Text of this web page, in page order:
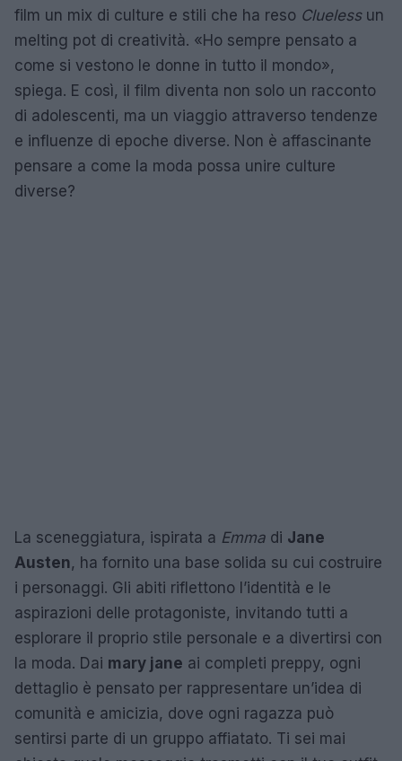
film un mix di culture e stili che ha reso Cluelessun
melting pot di creatività. «Ho sempre pensato a
come si vestono le donne in tutto il mondo»,
spiega. E così, il film diventa non solo un racconto
di adolescenti, ma un viaggio attraverso tendenze
e influenze di epoche diverse. Non è affascinante
pensare a come la moda possa unire culture
diverse?
La sceneggiatura, ispirata a Emma di Jane
Austen, ha fornito una base solida su cui costruire
i personaggi. Gli abiti riflettono l’identità e le
aspirazioni delle protagoniste, invitando tutti a
esplorare il proprio stile personale e a divertirsi con
la moda. Dai mary jane ai completi preppy, ogni
dettaglio è pensato per rappresentare un’idea di
comunità e amicizia, dove ogni ragazza può
sentirsi parte di un gruppo affiatato. Ti sei mai